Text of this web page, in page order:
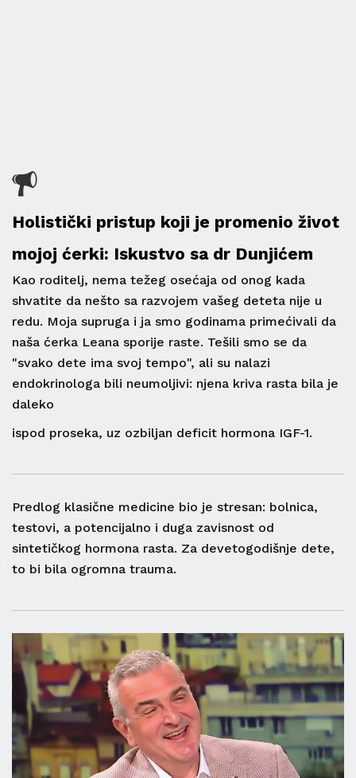
Holistički pristup koji je promenio život
mojoj ćerki: Iskustvo sa dr Dunjićem
Kao roditelj, nema težeg osećaja od onog kada
shvatite da nešto sa razvojem vašeg deteta nije u
redu. Moja supruga i ja smo godinama primećivali da
naša ćerka Leana sporije raste. Tešili smo se da
"svako dete ima svoj tempo", ali su nalazi
endokrinologa bili neumoljivi: njena kriva rasta bila je
daleko
ispod proseka, uz ozbiljan deficit hormona IGF-1.
Predlog klasične medicine bio je stresan: bolnica,
testovi, a potencijalno i duga zavisnost od
sintetičkog hormona rasta. Za devetogodišnje dete,
to bi bila ogromna trauma.